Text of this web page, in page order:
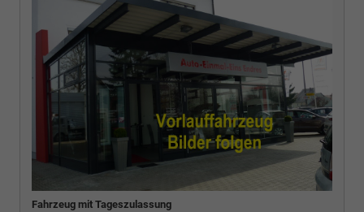
Fahrzeug mit Tageszulassung